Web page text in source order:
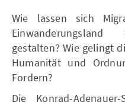
Wie lassen sich
gestalten? Wie gelingt
Humanität und
Fordern?
Die Konrad-